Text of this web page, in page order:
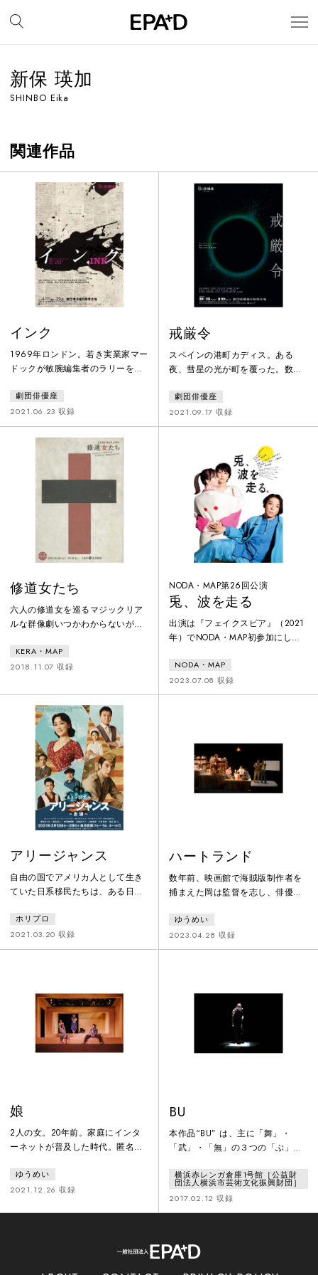
新保 瑛加
SHINBO Eika
関連作品
インク
1969年ロンドン。若き実業家マー
ドックが敏腕編集者のラリーを右
を買収し、権威的で腐敗した新聞
業界を打破すべく立ち上がる。野
望の船に乗る人材集めにはじま
り、既成勢力の圧力との闘いを経
て、発行部数を増やしていく
ぎるという批判もあった。ある
時、仲間の妻が誘拐され……。英
劇団俳優座
2021.06.23 収録
戒厳令
スペインの港町カディス。ある
夜、彗星の光が町を覆った。数日
づくある日、一人の男が女を従え
て町に現れ、戒厳令が敷かれる。
COVID-19禍、ベストセラーとなっ
小説をものした翌年、自ら戯曲と
して発表したのが『戒厳令』だ。
ナチスに対抗するレジスタンスの
「寓話」とも称される作品。「ペ
スト」と名乗る支配者に挑む青年
医師ディエゴ。果たして……。
劇団俳優座
2021.09.17 収録
修道女たち
六人の修道女を巡るマジックリア
ルな群像劇いつかわからないが、
かわからないが、ヨーロッパを思
わせる山の麓に建つ、山荘。その
の人々によって建てられ、以降も
村人が管理している。かつては祠
だったその場所は、キリスト教で
言うところの聖人をまつり讃える
べく建てられた。ちょうど百年
前、村の長老が病に倒れ、ある修
道院から修道院長が呼ばれた。彼
女の祈りによ
KERA・MAP
2018.11.07 収録
NODA・MAP第26回公演
兎、波を走る
出演は『フェイクスピア』（2021
年）でNODA・MAP初参加にし
秀男優賞を受賞した高橋一生、そ
して22年の『「Q」: A Night At
The Kabuki』のワールドツアーで
秋山菜津子、大倉孝二、大鶴佐
助、山崎一ら、いずれ劣らぬ実力
派が勢ぞろい。変幻自在の野田演
出を縦横
NODA・MAP
2023.07.08 収録
アリージャンス
自由の国でアメリカ人として生き
ていた日系移民たちは、ある日突
敵とされ、強制収容所に移送され
てしまう。アイデンティティを否
定された中で、何に忠誠を誓い、
進んでいく人々を描く。忠誠やア
イデンティティというテーマと共
に、本作の根幹で描かれているの
が“家族愛”。それぞれの信念を貫
いたがゆえの家族の分裂、そして
ホリプロ
2021.03.20 収録
ハートランド
数年前、映画館で海賊版制作者を
捕まえた岡は監督を志し、俳優の
する。彼らはハートランドという
店に立ち寄り、そこで様々な人々
と出会う。しかし、店の様子が変
不確かな存在を描く一夜のフィク
ゆうめい
2023.04.28 収録
娘
2人の女。20年前。家庭にインタ
ーネットが普及した時代。匿名掲
った女性２人が、インターネット
で出会う。誰にも話せなかった家
をぐるぐると巡りながら、それぞ
ゆうめい
2021.12.26 収録
BU
本作品“BU” は、主に「舞」・
「武」・「無」の３つの「ぶ」を
の人間として、そしてアーティス
トとしてのアイデンティティーを
自分の中に見つけるために作りま
デアをもとに進むべき道を探すた
めに作った作品です。道はどこで
横浜赤レンガ倉庫1号館［公益財
団法人横浜市芸術文化振興財団］
2017.02.12 収録